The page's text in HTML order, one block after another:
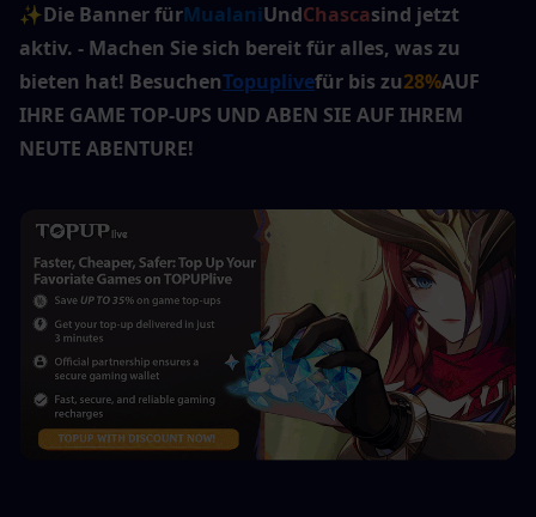
✨Die Banner fürMualaniUndChascasind jetzt
aktiv. - Machen Sie sich bereit für alles, was zu
bieten hat! BesuchenTopuplivefür bis zu28%AUF
IHRE GAME TOP-UPS UND ABEN SIE AUF IHREM
NEUTE ABENTURE!